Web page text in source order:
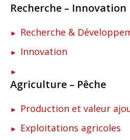
Recherche – Innovation
Recherche &
Innovation
Agriculture – Pêche
Production et valeur
Exploitations agricoles